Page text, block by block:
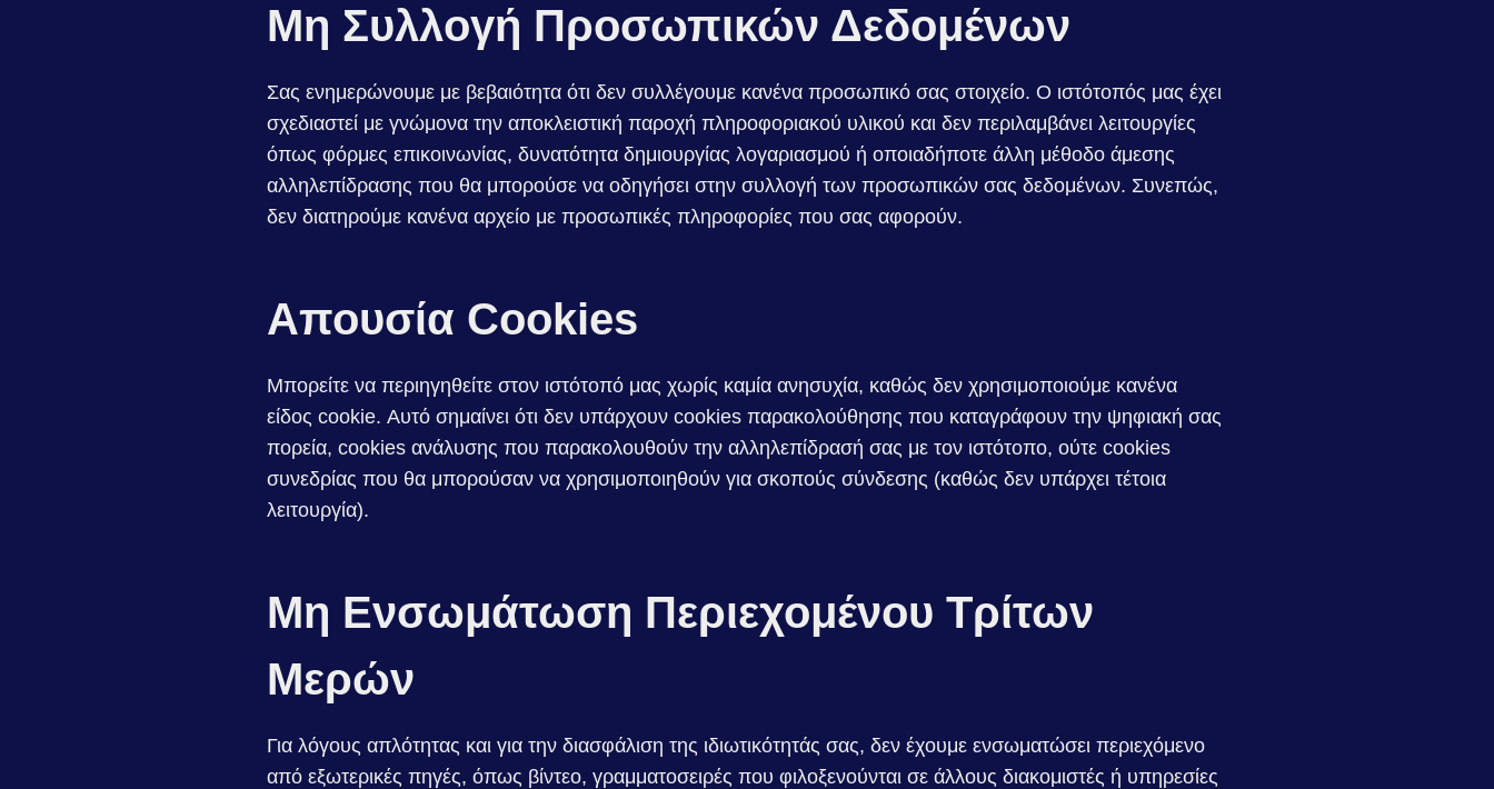
Μη Συλλογή Προσωπικών Δεδομένων
Σας ενημερώνουμε με βεβαιότητα ότι δεν συλλέγουμε κανένα προσωπικό σας στοιχείο. Ο ιστότοπός μας έχει
σχεδιαστεί με γνώμονα την αποκλειστική παροχή πληροφοριακού υλικού και δεν περιλαμβάνει λειτουργίες
όπως φόρμες επικοινωνίας, δυνατότητα δημιουργίας λογαριασμού ή οποιαδήποτε άλλη μέθοδο άμεσης
αλληλεπίδρασης που θα μπορούσε να οδηγήσει στην συλλογή των προσωπικών σας δεδομένων. Συνεπώς,
δεν διατηρούμε κανένα αρχείο με προσωπικές πληροφορίες που σας αφορούν.
Απουσία Cookies
Μπορείτε να περιηγηθείτε στον ιστότοπό μας χωρίς καμία ανησυχία, καθώς δεν χρησιμοποιούμε κανένα
είδος cookie. Αυτό σημαίνει ότι δεν υπάρχουν cookies παρακολούθησης που καταγράφουν την ψηφιακή σας
πορεία, cookies ανάλυσης που παρακολουθούν την αλληλεπίδρασή σας με τον ιστότοπο, ούτε cookies
συνεδρίας που θα μπορούσαν να χρησιμοποιηθούν για σκοπούς σύνδεσης (καθώς δεν υπάρχει τέτοια
λειτουργία).
Μη Ενσωμάτωση Περιεχομένου Τρίτων
Μερών
Για λόγους απλότητας και για την διασφάλιση της ιδιωτικότητάς σας, δεν έχουμε ενσωματώσει περιεχόμενο
από εξωτερικές πηγές, όπως βίντεο, γραμματοσειρές που φιλοξενούνται σε άλλους διακομιστές ή υπηρεσίες